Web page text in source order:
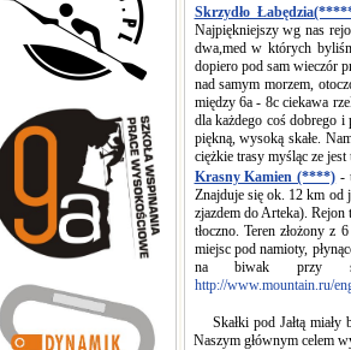
Skrzydło
Najpiękniejszy wg nas
dwa,med w których
dopiero pod sam wieczór
nad samym morzem,
między 6a - 8c ciekawa
dla każdego coś dobrego
piękną, wysoką skałe.
ciężkie trasy myśląc ze jest
Krasny Kamien (****) -
Znajduje się ok. 12 km od
zjazdem do Arteka).
tłoczno. Teren złożony z
miejsc pod namioty,
na biwak przy
http://www.mountain.ru/
Skałki pod Jałtą miały
Naszym głównym celem